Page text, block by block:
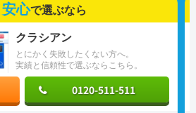
安心で選ぶなら
とにかく失敗したくない方へ。
実績と信頼性で選ぶならこちら。
クラシアン
0120-511-511